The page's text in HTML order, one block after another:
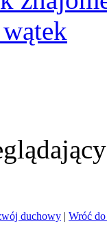
duchowy | Wróć